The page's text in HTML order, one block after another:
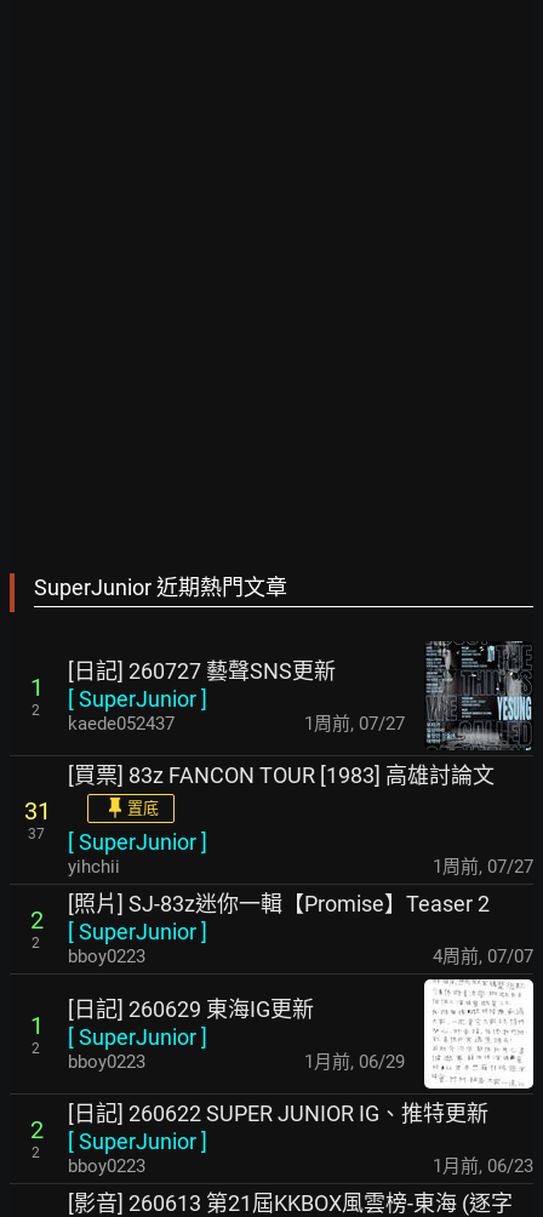
SuperJunior 近期熱門文章
1
2
[日記] 260727 藝聲SNS更新
[SuperJunior]
kaede052437 1周前, 07/27
31
37
[買票] 83z FANCON TOUR [1983] 高雄討論文
置底
[SuperJunior]
yihchii 1周前, 07/27
2
2
[照片] SJ-83z迷你一輯【Promise】Teaser 2
[SuperJunior]
bboy0223 4周前, 07/07
1
2
[日記] 260629 東海IG更新
[SuperJunior]
bboy0223 1月前, 06/29
2
2
[日記] 260622 SUPER JUNIOR IG、推特更新
[SuperJunior]
bboy0223 1月前, 06/23
[影音] 260613 第21屆KKBOX風雲榜-東海 (逐字